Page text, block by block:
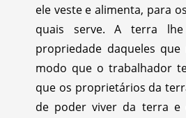
ele veste e alimenta, para
quais serve. A terra
propriedade daqueles
modo que o trabalhador
que os proprietários da
de poder viver da terra e